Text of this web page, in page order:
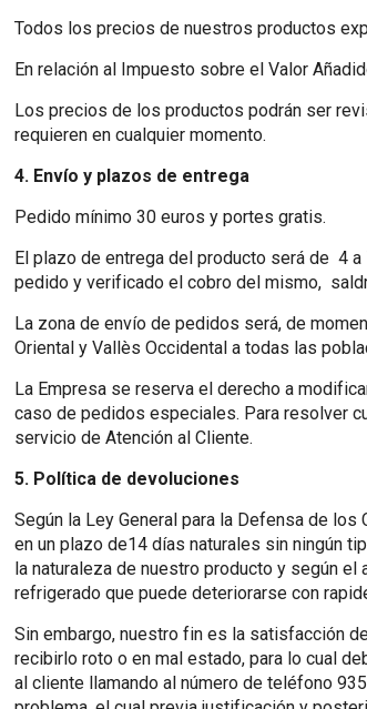
Todos los precios de nuestros productos
En relación al Impuesto sobre el Valor
Los precios de los productos podrán ser
requieren en cualquier momento.
4. Envío y plazos de entrega
Pedido mínimo 30 euros y portes gratis.
El plazo de entrega del producto será de 4
pedido y verificado el cobro del mismo,
La zona de envío de pedidos será, de
Oriental y Vallès Occidental a todas las
La Empresa se reserva el derecho a
caso de pedidos especiales. Para resolver
servicio de Atención al Cliente.
5. Política de devoluciones
Según la Ley General para la Defensa de
en un plazo de14 días naturales sin ningún
la naturaleza de nuestro producto y según
refrigerado que puede deteriorarse con
Sin embargo, nuestro fin es la satisfacción
recibirlo roto o en mal estado, para lo cual
al cliente llamando al número de teléfono